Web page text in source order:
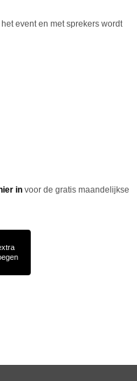
event en met sprekers wordt
in voor de gratis maandelijkse